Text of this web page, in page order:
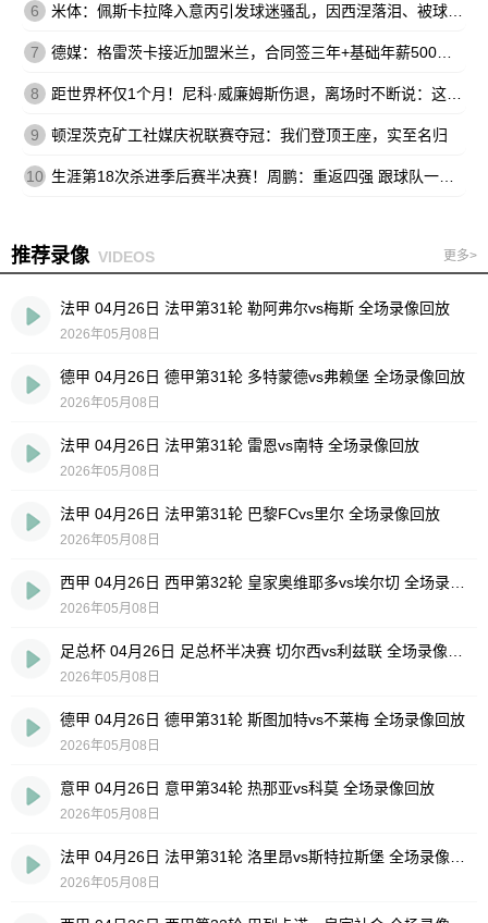
6 米体：佩斯卡拉降入意丙引发球迷骚乱，因西涅落泪、被球迷嘘
7 德媒：格雷茨卡接近加盟米兰，合同签三年+基础年薪500万欧
8 距世界杯仅1个月！尼科·威廉姆斯伤退，离场时不断说：这不可能
9 顿涅茨克矿工社媒庆祝联赛夺冠：我们登顶王座，实至名归
10 生涯第18次杀进季后赛半决赛！周鹏：重返四强 跟球队一起拼到底
推荐录像 VIDEOS 更多>
法甲 04月26日 法甲第31轮 勒阿弗尔vs梅斯 全场录像回放
2026年05月08日
德甲 04月26日 德甲第31轮 多特蒙德vs弗赖堡 全场录像回放
2026年05月08日
法甲 04月26日 法甲第31轮 雷恩vs南特 全场录像回放
2026年05月08日
法甲 04月26日 法甲第31轮 巴黎FCvs里尔 全场录像回放
2026年05月08日
2026年05月08日
2026年05月08日
德甲 04月26日 德甲第31轮 斯图加特vs不莱梅 全场录像回放
2026年05月08日
意甲 04月26日 意甲第34轮 热那亚vs科莫 全场录像回放
2026年05月08日
2026年05月08日